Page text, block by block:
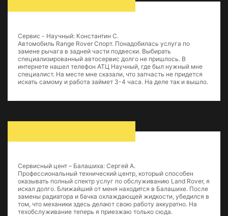
Сервис - Научный: Константин С.
Автомобиль Range Rover Спорт. Понадобилась услуга по
замене рычага в задней части подвески. Выбирать
специализированный автосервис долго не пришлось. В
интернете нашел телефон АТЦ Научный, где был нужный мне
специалист. На месте мне сказали, что запчасть не придется
искать самому и работа займет 3-4 часа. На деле так и вышло.
Сервисный цент – Балашиха: Сергей А.
Профессиональный технический центр, который способен
оказывать полный спектр услуг по обслуживанию Land Rover, я
искал долго. Ближайший от меня находится в Балашихе. После
замены радиатора и бачка охлаждающей жидкости, убедился в
том, что механики здесь делают свою работу аккуратно. На
техобслуживание теперь я приезжаю только сюда.